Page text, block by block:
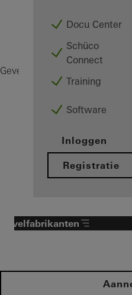
Docu Center
Schüco
Connect
Training
Software
Inloggen
Registratie
Gevelfabrikanten
Gevelfabrikanten